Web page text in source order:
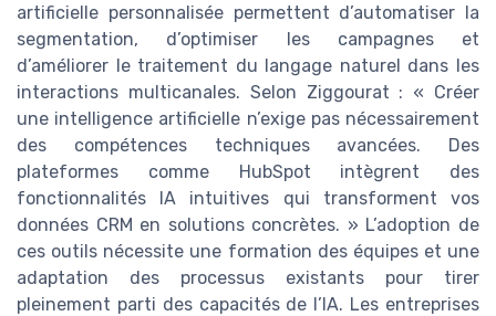
artificielle personnalisée permettent d’automatiser la
segmentation, d’optimiser les campagnes et
d’améliorer le traitement du langage naturel dans les
interactions multicanales. Selon Ziggourat : « Créer
une intelligence artificielle n’exige pas nécessairement
des compétences techniques avancées. Des
plateformes comme HubSpot intègrent des
fonctionnalités IA intuitives qui transforment vos
données CRM en solutions concrètes. » L’adoption de
ces outils nécessite une formation des équipes et une
adaptation des processus existants pour tirer
pleinement parti des capacités de l’IA. Les entreprises